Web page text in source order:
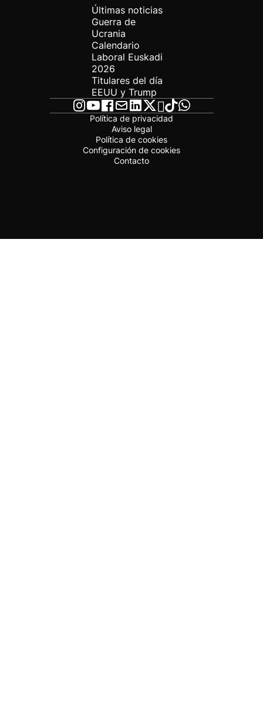
Últimas noticias
Guerra de
Ucrania
Calendario
Laboral Euskadi
2026
Titulares del día
EEUU y Trump
Política de privacidad
Aviso legal
Política de cookies
Configuración de cookies
Contacto